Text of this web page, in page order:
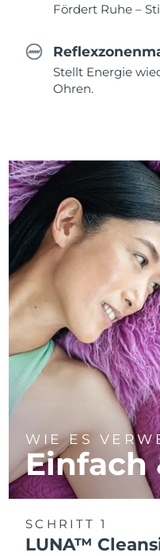
Fördert Ruhe –
Stellt Energie
Ohren.
WIE ES
Einfach
SCHRITT 1
LUNA™